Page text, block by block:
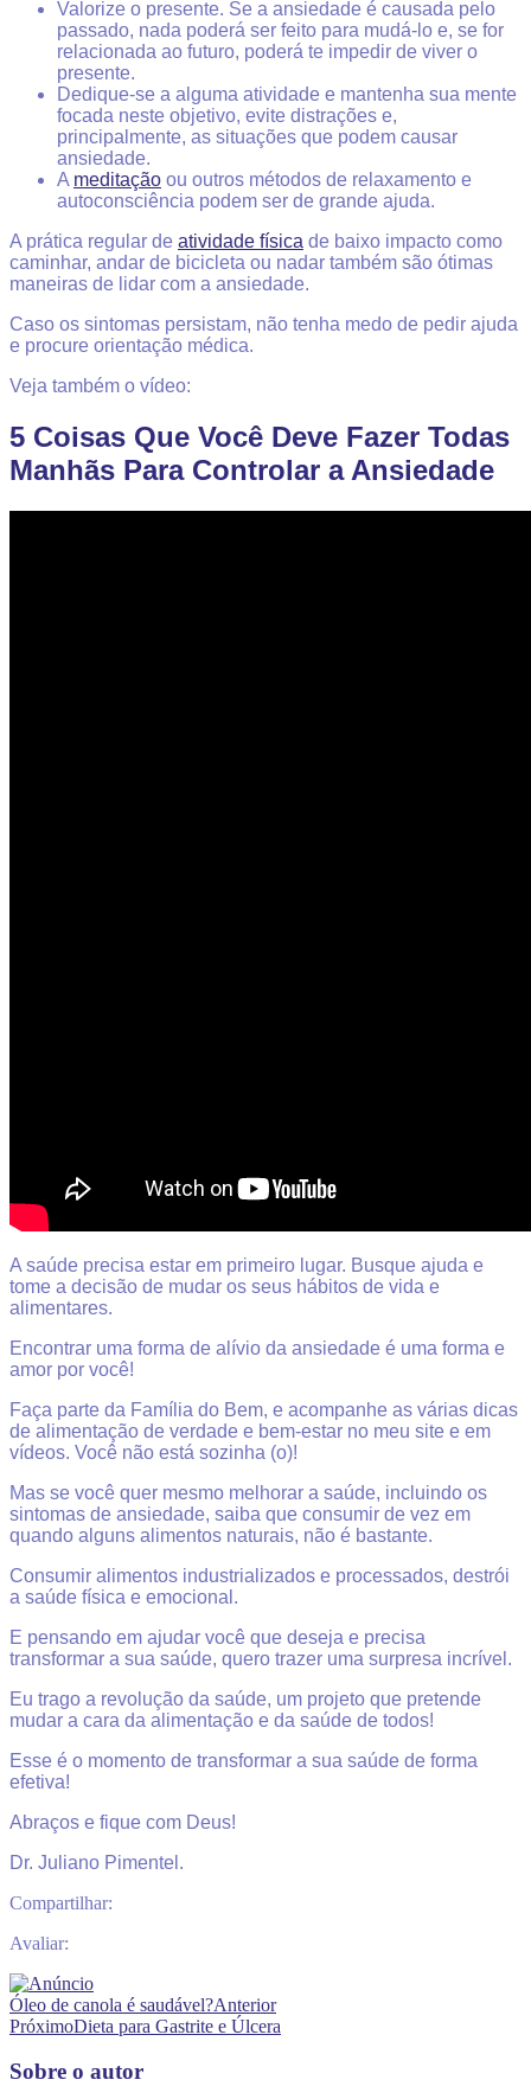
Valorize o presente. Se a ansiedade é causada pelo
passado, nada poderá ser feito para mudá-lo e, se for
relacionada ao futuro, poderá te impedir de viver o
presente.
Dedique-se a alguma atividade e mantenha sua mente
focada neste objetivo, evite distrações e,
principalmente, as situações que podem causar
ansiedade.
A meditação ou outros métodos de relaxamento e
autoconsciência podem ser de grande ajuda.
A prática regular de atividade física de baixo impacto como
caminhar, andar de bicicleta ou nadar também são ótimas
maneiras de lidar com a ansiedade.
Caso os sintomas persistam, não tenha medo de pedir ajuda
e procure orientação médica.
Veja também o vídeo:
5 Coisas Que Você Deve Fazer Todas
Manhãs Para Controlar a Ansiedade
A saúde precisa estar em primeiro lugar. Busque ajuda e
tome a decisão de mudar os seus hábitos de vida e
alimentares.
Encontrar uma forma de alívio da ansiedade é uma forma e
amor por você!
Faça parte da Família do Bem, e acompanhe as várias dicas
de alimentação de verdade e bem-estar no meu site e em
vídeos. Você não está sozinha (o)!
Mas se você quer mesmo melhorar a saúde, incluindo os
sintomas de ansiedade, saiba que consumir de vez em
quando alguns alimentos naturais, não é bastante.
Consumir alimentos industrializados e processados, destrói
a saúde física e emocional.
E pensando em ajudar você que deseja e precisa
transformar a sua saúde, quero trazer uma surpresa incrível.
Eu trago a revolução da saúde, um projeto que pretende
mudar a cara da alimentação e da saúde de todos!
Esse é o momento de transformar a sua saúde de forma
efetiva!
Abraços e fique com Deus!
Dr. Juliano Pimentel.
Compartilhar:
Avaliar:
Óleo de canola é saudável?Anterior
PróximoDieta para Gastrite e Úlcera
Sobre o autor